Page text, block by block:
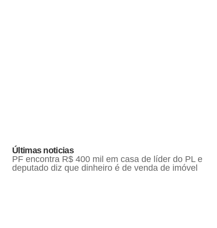
Últimas noticias
PF encontra R$ 400 mil em casa de líder do PL e
deputado diz que dinheiro é de venda de imóvel